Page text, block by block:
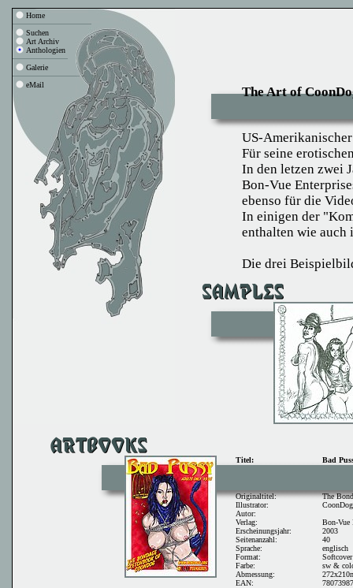
Home
Suchen
Art Archiv
Anthologien
Galerie
eMail
The Art of
US-
Für seine
In den letzen zwei
Bon-Vue
ebenso für die
In einigen der
enthalten wie auch
Die drei
Titel: Bad
Originaltitel:
Illustrator:
Autor:
Verlag:
Erscheinungsjahr:
Seitenanzahl:
Sprache:
Format:
Farbe:
Abmessung:
EAN:
The
CoonDog
Bon-Vue
2003
40
englisch
Softcover
sw &